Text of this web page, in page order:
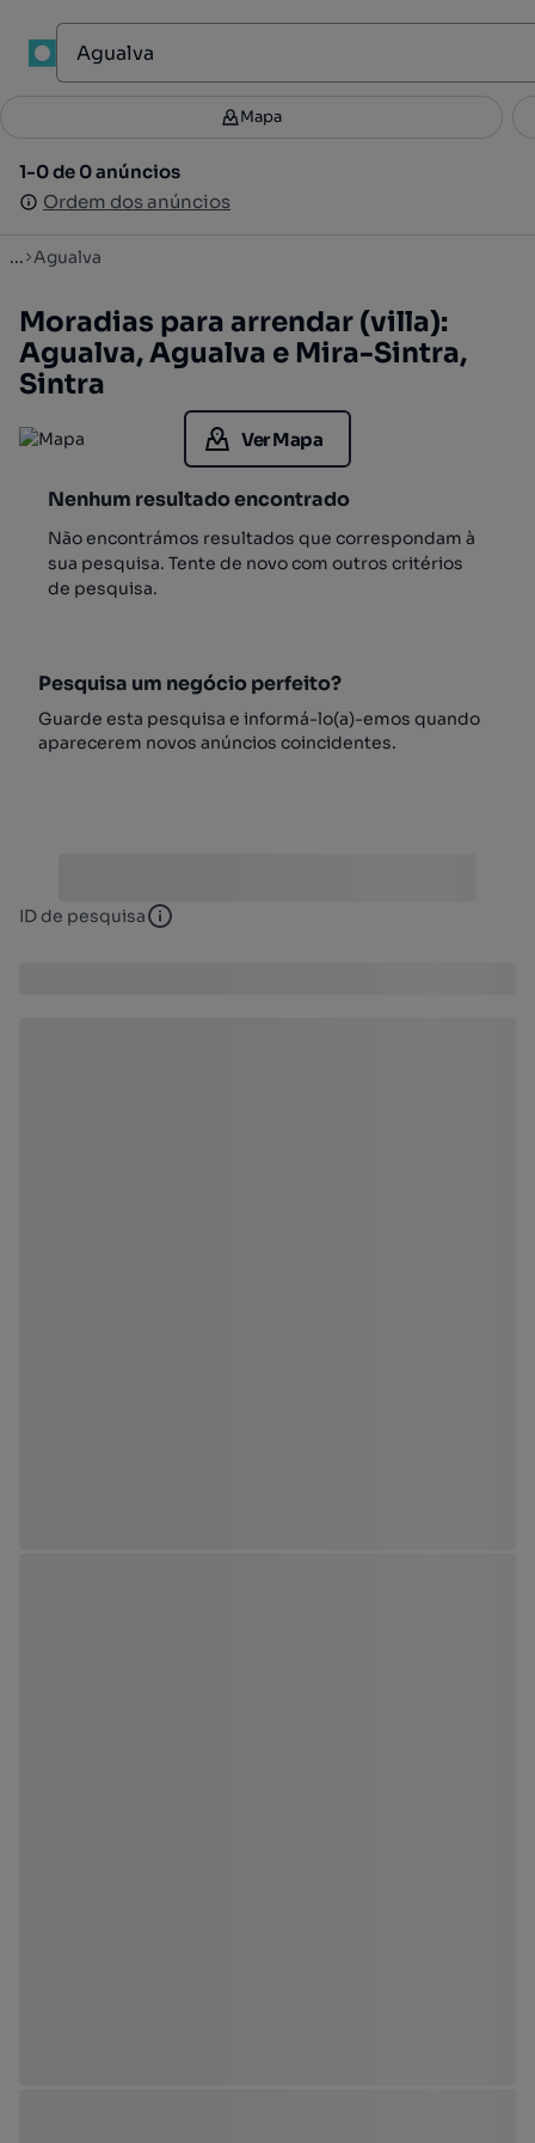
Filtros 4
1-0 de 0 anúncios
Ordem dos anúncios
Mapa
1-0 de 0 anúncios
Ordem dos anúncios
... Agualva
Moradias para arrendar (villa):
Agualva, Agualva e Mira-Sintra,
Sintra
Ver Mapa
Nenhum resultado encontrado
Não encontrámos resultados que correspondam à
sua pesquisa. Tente de novo com outros critérios
de pesquisa.
Pesquisa um negócio perfeito?
Guarde esta pesquisa e informá-lo(a)-emos quando
aparecerem novos anúncios coincidentes.
ID de pesquisa ID de pesquisa